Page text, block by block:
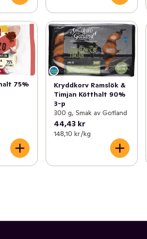
75%
Kryddkorv Ramslök &
Timjan Kötthalt 90%
3-p
300 g, Smak av Gotland
44,43 kr
148,10 kr /kg